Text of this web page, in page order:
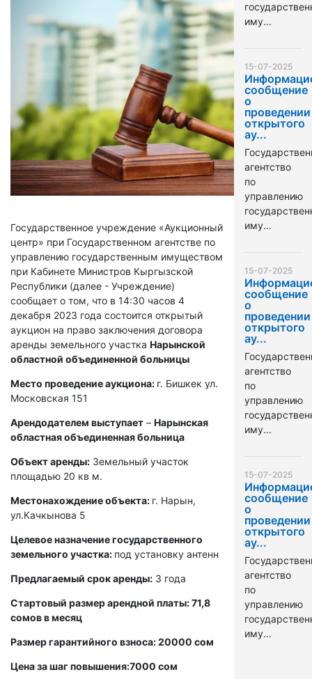
Государственное учреждение «Аукционный
центр» при Государственном агентстве по
управлению государственным имуществом
при Кабинете Министров Кыргызской
Республики (далее - Учреждение)
сообщает о том, что в 14:30 часов 4
декабря 2023 года состоится открытый
аукцион на право заключения договора
аренды земельного участка Нарынской
областной объединенной больницы
Место проведение аукциона: г. Бишкек ул.
Московская 151
Арендодателем выступает – Нарынская
областная объединенная больница
Объект аренды: Земельный участок
площадью 20 кв м.
Местонахождение объекта: г. Нарын,
ул.Качкынова 5
Целевое назначение государственного
земельного участка: под установку антенн
Предлагаемый срок аренды: 3 года
Стартовый размер арендной платы: 71,8
сомов в месяц
Размер гарантийного взноса: 20000 сом
Цена за шаг повышения:7000 сом
иму...
15-07-2025
сообщение
о
проведении
открытого
ау...
агентство
по
управлению
иму...
15-07-2025
сообщение
о
проведении
открытого
ау...
агентство
по
управлению
иму...
15-07-2025
сообщение
о
проведении
открытого
ау...
агентство
по
управлению
иму...